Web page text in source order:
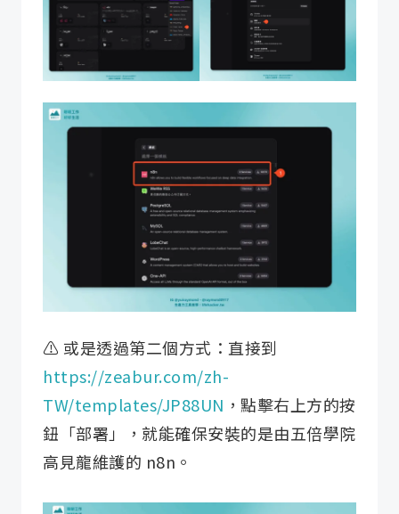
⚠️ 或是透過第二個方式：直接到
https://zeabur.com/zh-
TW/templates/JP88UN ，點擊右上方的按
鈕「部署」，就能確保安裝的是由五倍學院
高見龍維護的 n8n。